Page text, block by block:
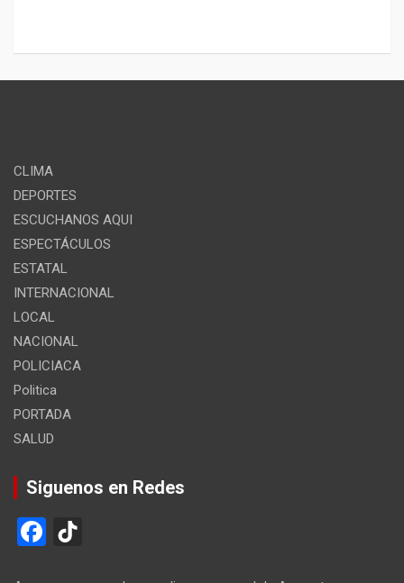
CLIMA
DEPORTES
ESCUCHANOS AQUI
ESPECTÁCULOS
ESTATAL
INTERNACIONAL
LOCAL
NACIONAL
POLICIACA
Politica
PORTADA
SALUD
Siguenos en Redes
F